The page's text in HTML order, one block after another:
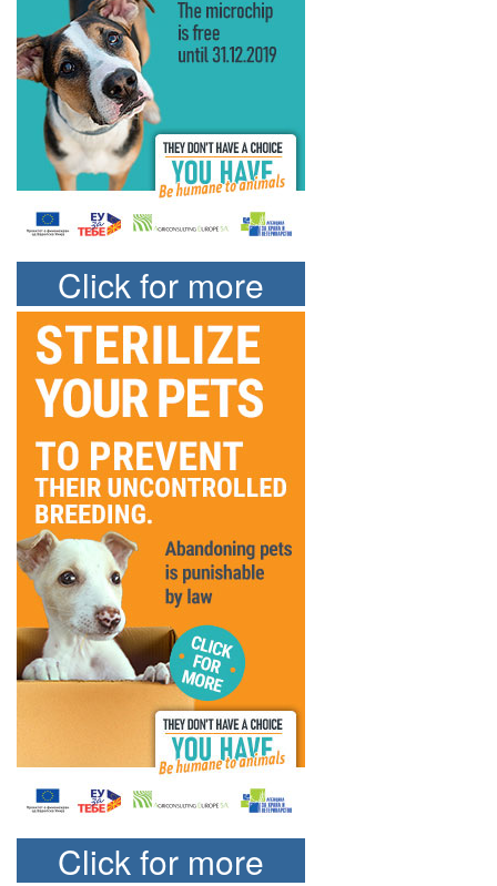
Click for more
Click for more